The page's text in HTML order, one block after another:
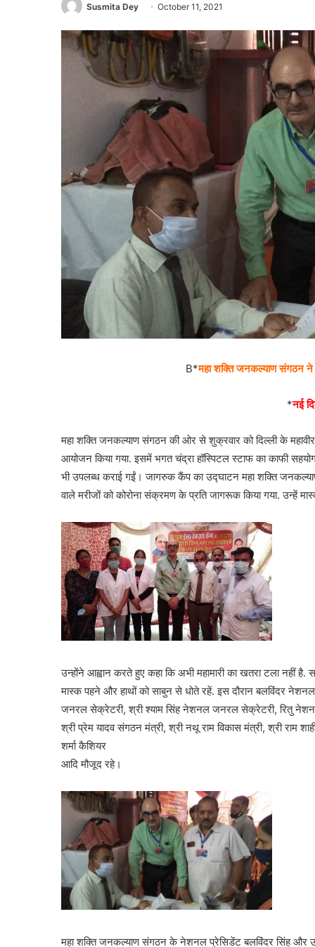
Susmita Dey October 11, 2021
B*महा शक्ति जनकल्याण संगठन ने
*नई
महा शक्ति जनकल्याण संगठन की ओर से शुक्रवार को दिल्ली के
आयोजन किया गया. इसमें भगत चंद्रा हॉस्पिटल स्टाफ का काफी
भी उपलब्ध कराई गईं। जागरुक कैंप का उद्घाटन महा शक्ति
वाले मरीजों को कोरोना संक्रमण के प्रति जागरूक किया गया. उन्हें
उन्होंने आह्वान करते हुए कहा कि अभी महामारी का खतरा टला नहीं
मास्क पहने और हाथों को साबुन से धोते रहें. इस दौरान बलविंदर
जनरल सेक्रेटरी, श्री श्याम सिंह नेशनल जनरल सेक्रेटरी, रितु
श्री प्रेम यादव संगठन मंत्री, श्री नथू राम विकास मंत्री, श्री राम
शर्मा कैशियर
आदि मौजूद रहे।
महा शक्ति जनकल्याण संगठन के नेशनल प्रेसिडेंट बलविंदर सिंह और